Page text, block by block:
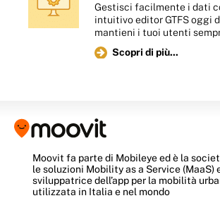
Spagna
Gestisci facilmente i dati
intuitivo editor GTFS oggi
mantieni i tuoi utenti
Scopri di più...
Moovit fa parte di Mobileye ed è la
le soluzioni Mobility as a Service (MaaS)
sviluppatrice dell’app per la mobilità
utilizzata in Italia e nel mondo